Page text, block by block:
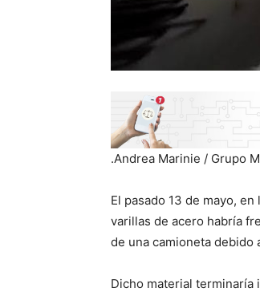
.Andrea Marinie / Grupo
El pasado 13 de mayo,
varillas de acero habría
de una camioneta debido
Dicho material terminaría